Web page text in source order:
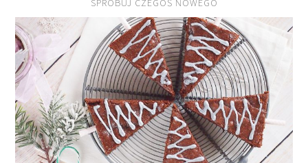
SPRÓBUJ CZEGOŚ NOWEGO